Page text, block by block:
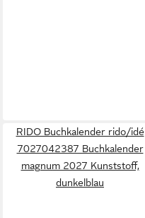
RIDO Buchkalender rido/idé
7027042387 Buchkalender
magnum 2027 Kunststoff,
dunkelblau